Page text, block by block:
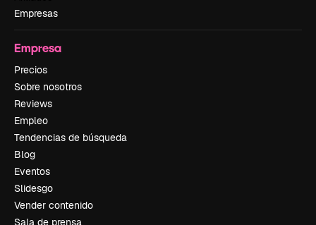
Empresas
Empresa
Precios
Sobre nosotros
Reviews
Empleo
Tendencias de búsqueda
Blog
Eventos
Slidesgo
Vender contenido
Sala de prensa